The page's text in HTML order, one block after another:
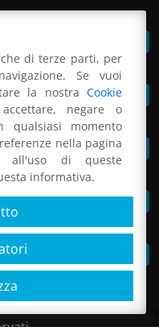
etico
di terze parti, per
Se vuoi
la nostra Cookie
negare o
qualsiasi momento
nella pagina
all'uso di queste
informativa.